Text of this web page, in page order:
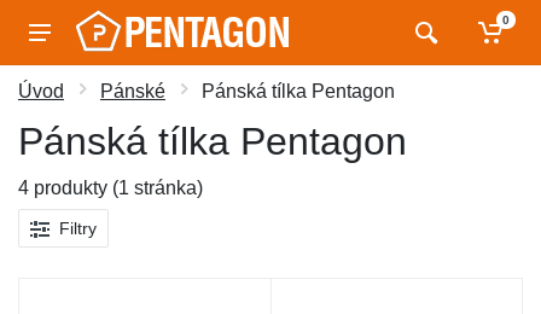
0
Úvod Pánské Pánská tílka Pentagon
Pánská tílka Pentagon
4 produkty (1 stránka)
Filtry